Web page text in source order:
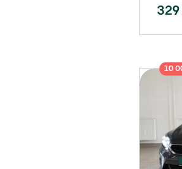
329
10